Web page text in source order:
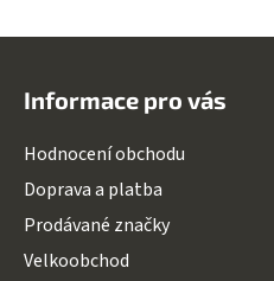
Informace pro vás
Hodnocení obchodu
Doprava a platba
Prodávané značky
Velkoobchod